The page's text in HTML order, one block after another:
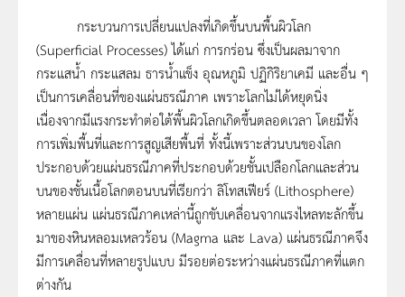
กระบวนการเปลี่ยนแปลงที่เกิดขึ้นบนพื้นผิวโลก
(Superficial Processes) ได้แก่ การกร่อน ซึ่งเป็นผลมาจาก
กระแสน้ำ กระแสลม ธารน้ำแข็ง อุณหภูมิ ปฏิกิริยาเคมี และอื่น ๆ
เป็นการเคลื่อนที่ของแผ่นธรณีภาค เพราะโลกไม่ได้หยุดนิ่ง
เนื่องจากมีแรงกระทำต่อใต้พื้นผิวโลกเกิดขึ้นตลอดเวลา โดยมีทั้ง
การเพิ่มพื้นที่และการสูญเสียพื้นที่ ทั้งนี้เพราะส่วนบนของโลก
ประกอบด้วยแผ่นธรณีภาคที่ประกอบด้วยชั้นเปลือกโลกและส่วน
บนของชั้นเนื้อโลกตอนบนที่เรียกว่า ลิโทสเฟียร์ (Lithosphere)
หลายแผ่น แผ่นธรณีภาคเหล่านี้ถูกขับเคลื่อนจากแรงไหลทะลักขึ้น
มาของหินหลอมเหลวร้อน (Magma และ Lava) แผ่นธรณีภาคจึง
มีการเคลื่อนที่หลายรูปแบบ มีรอยต่อระหว่างแผ่นธรณีภาคที่แตก
ต่างกัน